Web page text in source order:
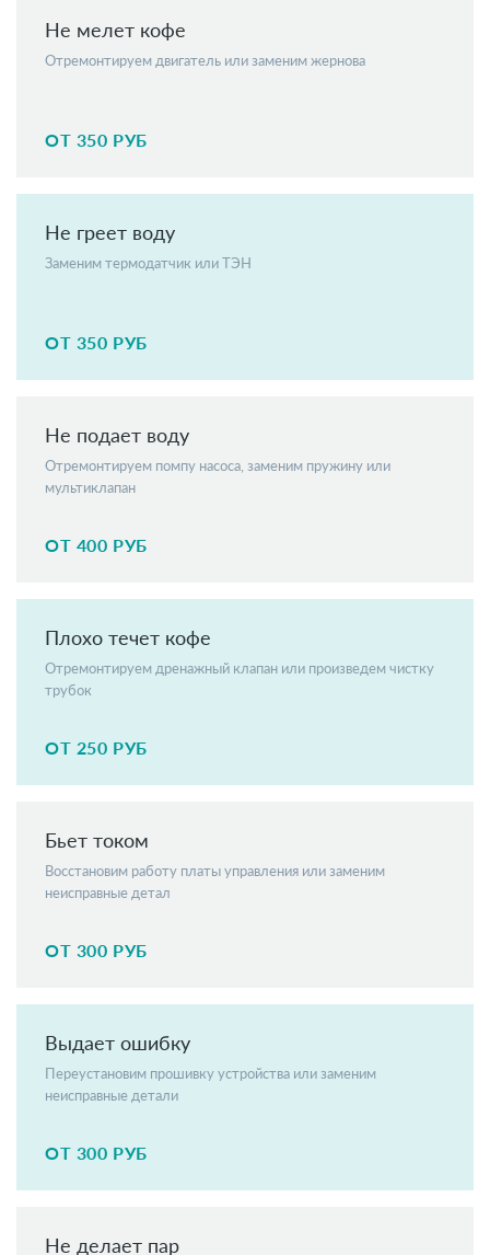
Не мелет кофе
Отремонтируем двигатель или заменим жернова
ОТ 350 РУБ
Не греет воду
Заменим термодатчик или ТЭН
ОТ 350 РУБ
Не подает воду
Отремонтируем помпу насоса, заменим пружину или
мультиклапан
ОТ 400 РУБ
Плохо течет кофе
Отремонтируем дренажный клапан или произведем чистку
трубок
ОТ 250 РУБ
Бьет током
Восстановим работу платы управления или заменим
неисправные детал
ОТ 300 РУБ
Выдает ошибку
Переустановим прошивку устройства или заменим
неисправные детали
ОТ 300 РУБ
Не делает пар